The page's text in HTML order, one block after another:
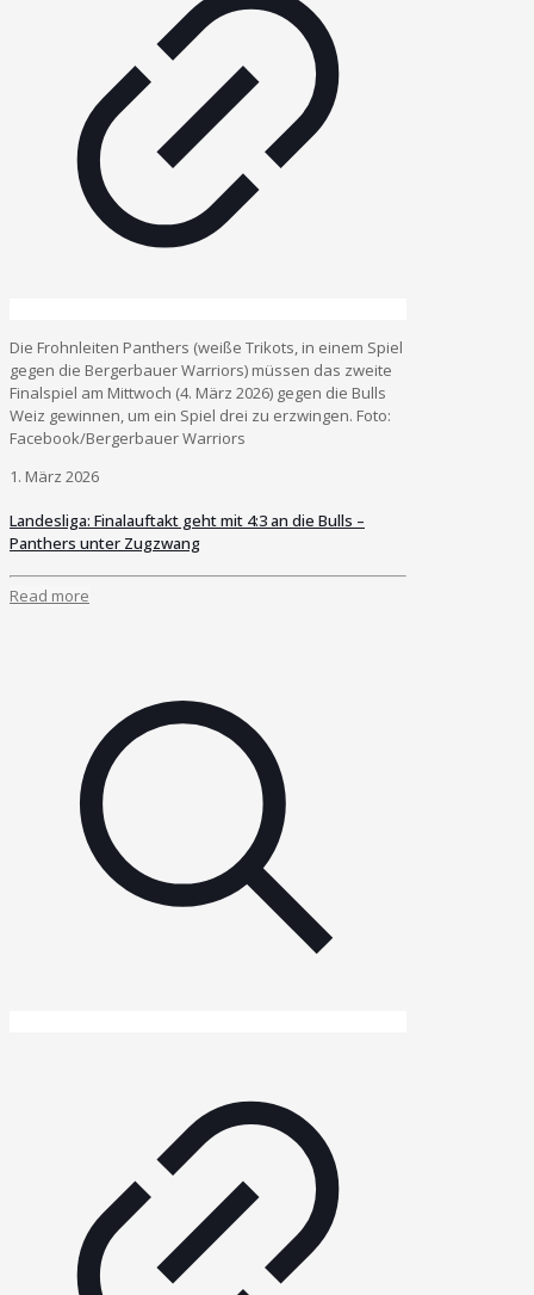
Die Frohnleiten Panthers (weiße Trikots, in einem Spiel
gegen die Bergerbauer Warriors) müssen das zweite
Finalspiel am Mittwoch (4. März 2026) gegen die Bulls
Weiz gewinnen, um ein Spiel drei zu erzwingen. Foto:
Facebook/Bergerbauer Warriors
1. März 2026
Landesliga: Finalauftakt geht mit 4:3 an die Bulls –
Panthers unter Zugzwang
Read more